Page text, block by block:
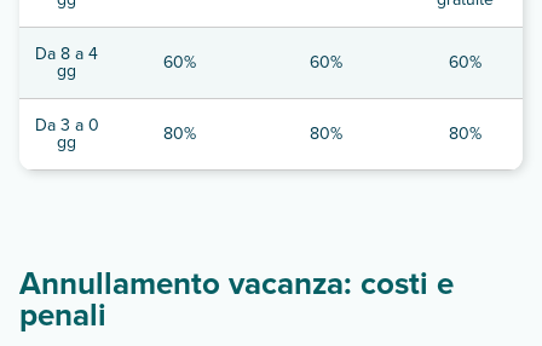
Da 8 a 4
gg 60% 60% 60%
Da 3 a 0
gg 80% 80% 80%
Annullamento vacanza: costi e
penali